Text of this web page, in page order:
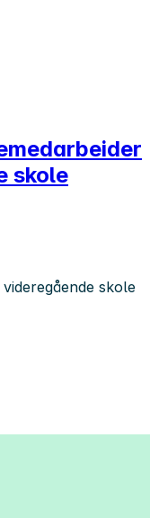
skole
skole